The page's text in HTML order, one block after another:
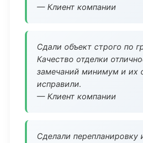
— Клиент компании
Сдали объект строго по
Качество отделки
замечаний минимум и их
исправили.
— Клиент компании
Сделали перепланировку